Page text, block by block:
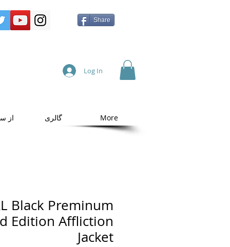
Share
Log In
از گالری More
Black Preminum
Edition Affliction
Jacket